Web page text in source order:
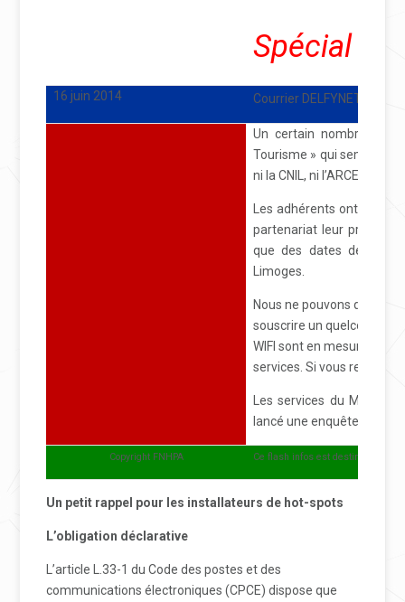
Spécial
16 juin 2014 Courrier DELFYNET
Un certain nombre
Tourisme » qui semble
ni la CNIL, ni l’ARCEP ne
Les adhérents ont
partenariat leur
que des dates de
Limoges.
Nous ne pouvons que
souscrire un quelconque
WIFI sont en mesure de
services. Si vous recevez
Les services du
lancé une enquête.
Copyright FNHPA Ce flash infos est destiné aux
Un petit rappel pour les installateurs de hot-spots
L’obligation déclarative
L’article L.33-1 du Code des postes et des
communications électroniques (CPCE) dispose que